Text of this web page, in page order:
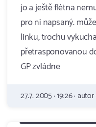
jo a ještě flétna
pro ni napsaný.
linku, trochu
přetrasponovanou
GP zvládne
27.7. 2005 · 19:26 · autor